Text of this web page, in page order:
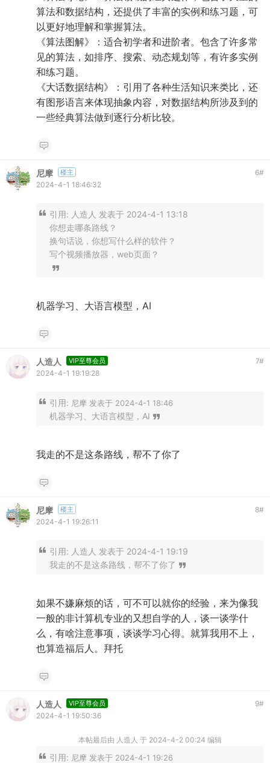
算法和数据结构，还提供了丰富的实例和练习题，可
以更好地理解和掌握算法。
《算法图解》：适合初学者和进阶者。包含了许多常
见的算法，如排序、搜索、动态规划等，有许多实例
和练习题。
《大话数据结构》：引用了各种生活知识来类比，还
有图形语言来体现抽象内容，对数据结构所涉及到的
一些经典算法做到逐行分析比较。
尼摩 楼主 6#
2024-4-1 18:46:32
引用: 人造人 发表于 2024-4-1 13:18
你想走哪条路线？
换句话说，你想写什么样的软件？
写个视频播放器，web页面？
机器学习、大语言模型，AI
人造人 VIP至尊会员 7#
2024-4-1 19:19:28
引用: 尼摩 发表于 2024-4-1 18:46
机器学习、大语言模型，AI
我走的不是这条路线，帮不了你了
尼摩 楼主 8#
2024-4-1 19:26:11
引用: 人造人 发表于 2024-4-1 19:19
我走的不是这条路线，帮不了你了
如果不嫌麻烦的话，可不可以就你的经验，来为像我
一般的非计算机专业的又想自学的人，谈一谈学什
么，有啥注意事项，谈谈学习心得。就算我用不上，
也算造福后人。拜托
人造人 VIP至尊会员 9#
2024-4-1 19:50:36
本帖最后由 人造人 于 2024-4-2 00:24 编辑
引用: 尼摩 发表于 2024-4-1 19:26